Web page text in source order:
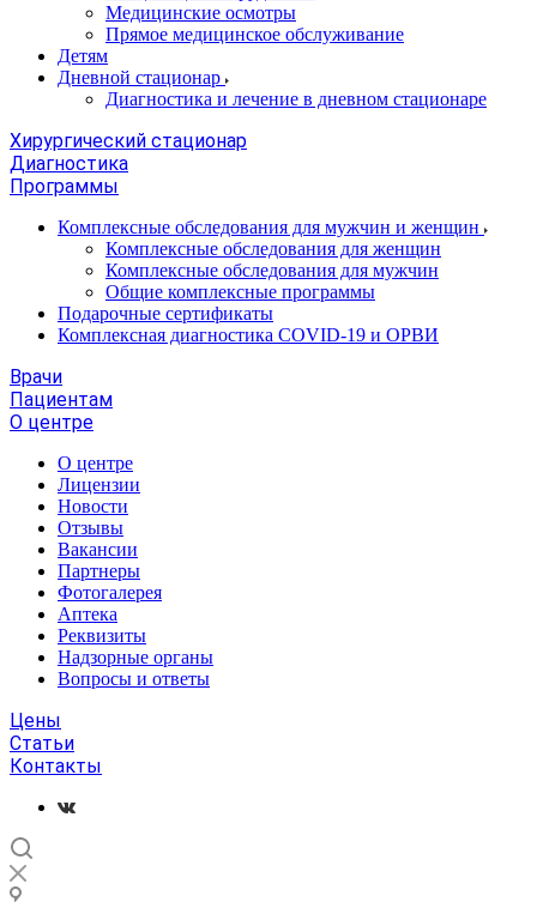
Медицинские осмотры
Прямое медицинское обслуживание
Детям
Дневной стационар
Диагностика и лечение в дневном стационаре
Хирургический стационар
Диагностика
Программы
Комплексные обследования для мужчин и женщин
Комплексные обследования для женщин
Комплексные обследования для мужчин
Общие комплексные программы
Подарочные сертификаты
Комплексная диагностика COVID-19 и ОРВИ
Врачи
Пациентам
О центре
О центре
Лицензии
Новости
Отзывы
Вакансии
Партнеры
Фотогалерея
Аптека
Реквизиты
Надзорные органы
Вопросы и ответы
Цены
Статьи
Контакты